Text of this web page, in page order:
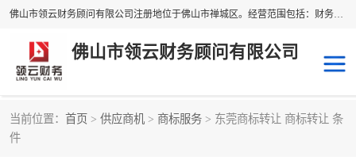
佛山市领云财务顾问有限公司注册地位于佛山市禅城区。经营范围包括：财务咨询，税务服务，企业管理咨询，信息咨询服务，法律咨询顾问，商务代理代办等服务；主要项目有：代理记账，旧账账务处理，疑难账务处理，建账审账；纳税申报，网上申请发票，企业税务分析、审查与评估；注册个体工商户，注册公司，公司注销；企业名称、地址、法人、股东、经营范围、营业期限等资料变更；商标注册、商标转让。财税审计、税务咨询、公司年审。
佛山市领云财务顾问有限公司
当前位置： 首页 > 供应商机 > 商标服务 > 东莞商标转让 商标转让 条
件